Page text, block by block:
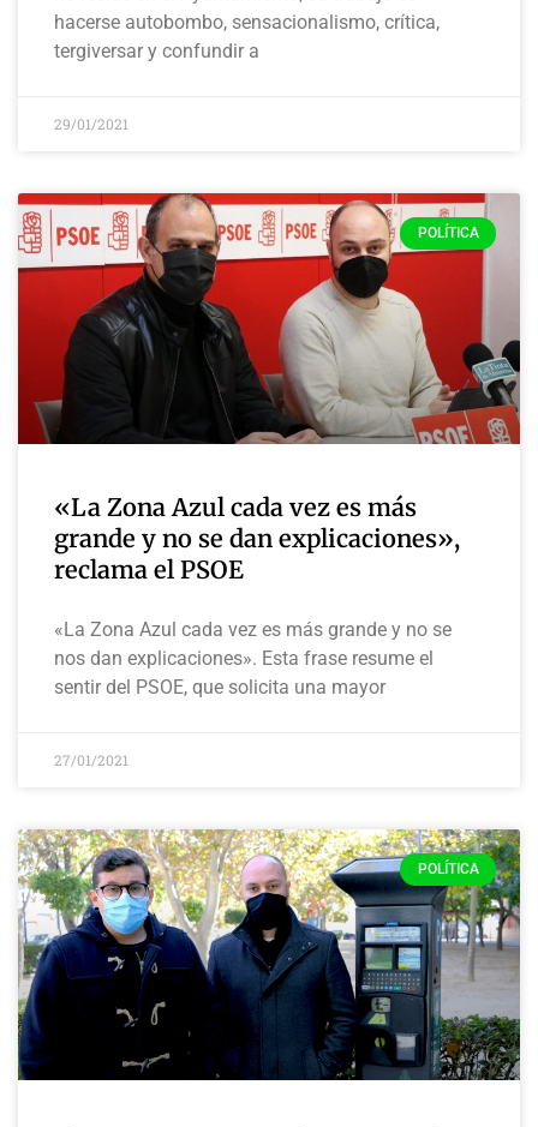
hacerse autobombo, sensacionalismo, crítica,
tergiversar y confundir a
29/01/2021
POLÍTICA
«La Zona Azul cada vez es más
grande y no se dan explicaciones»,
reclama el PSOE
«La Zona Azul cada vez es más grande y no se
nos dan explicaciones». Esta frase resume el
sentir del PSOE, que solicita una mayor
27/01/2021
POLÍTICA